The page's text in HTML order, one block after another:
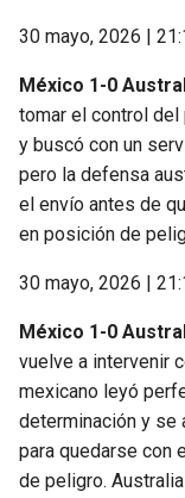
30 mayo, 2026 |
México 1-0
tomar el control del
y buscó con un
pero la defensa
el envío antes de
en posición de
30 mayo, 2026 |
México 1-0
vuelve a intervenir
mexicano leyó
determinación y se
para quedarse con
de peligro.